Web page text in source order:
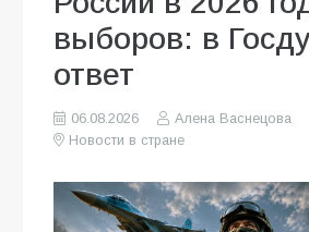
выборов: в
ответ
06.08.2026
Алена Васнецова
Новости в стране